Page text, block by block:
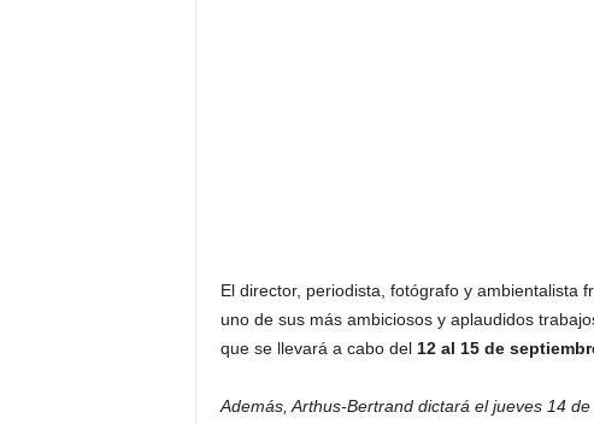
El director, periodista, fotógrafo y ambientalista
uno de sus más ambiciosos y aplaudidos
que se llevará a cabo del 12 al 15 de
Además, Arthus-Bertrand dictará el jueves 14